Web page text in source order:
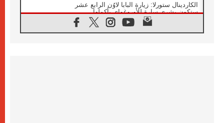
الكاردينال ستورلا: زيارة البابا لاوُن الرابع عشر
ستكون بشرى سارة للأوروغواي بأكملها
الفاتيكان يعلن برنامج الزيارة الرسولية للبابا لاوُن